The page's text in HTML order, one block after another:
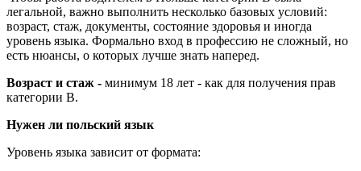
легальной, важно выполнить несколько базовых условий:
возраст, стаж, документы, состояние здоровья и иногда
уровень языка. Формально вход в профессию не сложный, но
есть нюансы, о которых лучше знать наперед.
Возраст и стаж - минимум 18 лет - как для получения прав
категории B.
Нужен ли польский язык
Уровень языка зависит от формата: